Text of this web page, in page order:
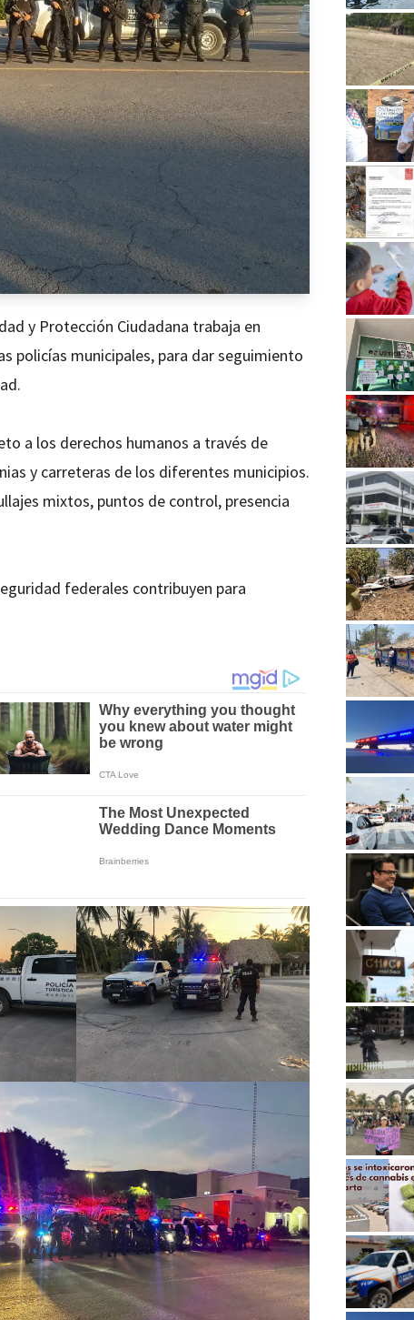
y Protección Ciudadana trabaja en
policías municipales, para dar seguimiento
a los derechos humanos a través de
y carreteras de los diferentes municipios.
mixtos, puntos de control, presencia
federales contribuyen para